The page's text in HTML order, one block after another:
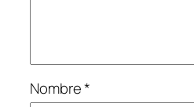
Nombre*